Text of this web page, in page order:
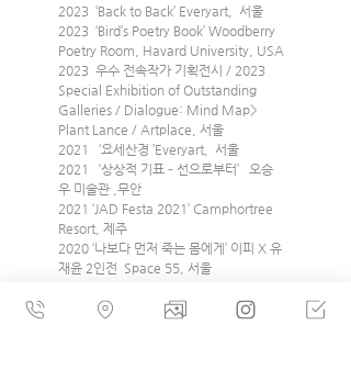
2023  ‘Back to Back’ Everyart,  서울
2023  ‘Bird’s Poetry Book’ Woodberry
Poetry Room, Havard University, USA
2023  우수 전속작가 기획전시 / 2023
Special Exhibition of Outstanding
Galleries / Dialogue: Mind Map>
Plant Lance / Artplace, 서울
2021   ‘요세산경 ’Everyart,  서울
2021   ‘상상적 기표 – 선으로부터’   오승
우 미술관 ,무안
2021 ‘JAD Festa 2021’ Camphortree
Resort, 제주
2020 ‘나보다 먼저 죽는 몸에게’ 이피 X 유
재윤 2인전  Space 55, 서울
2020   ‘W299 Project’ Gallery Woong,